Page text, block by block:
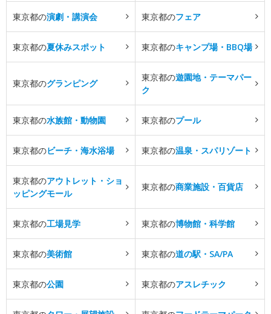
東京都の演劇・講演会 東京都のフェア
東京都の夏休みスポット 東京都のキャンプ場・BBQ場
東京都のグランピング
東京都の遊園地・テーマパー
ク
東京都の水族館・動物園 東京都のプール
東京都のビーチ・海水浴場 東京都の温泉・スパリゾート
東京都のアウトレット・ショ
ッピングモール
東京都の商業施設・百貨店
東京都の工場見学 東京都の博物館・科学館
東京都の美術館 東京都の道の駅・SA/PA
東京都の公園 東京都のアスレチック